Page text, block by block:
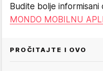
Budite bolje informisani
MONDO MOBILNU
PROČITAJTE I OVO